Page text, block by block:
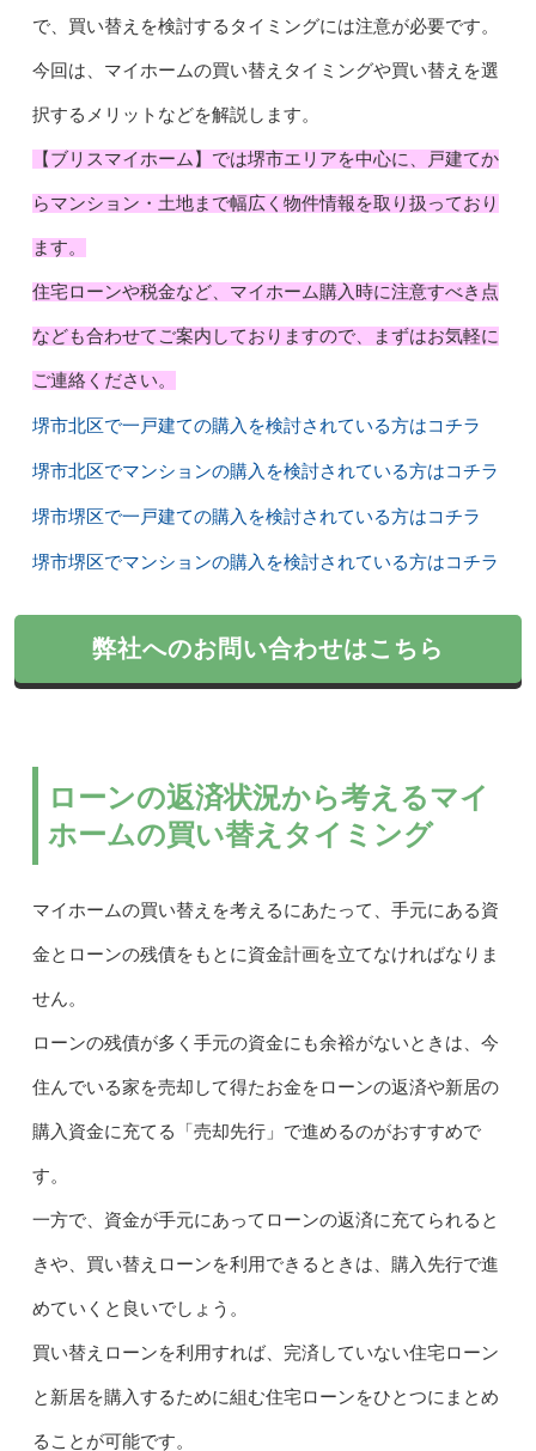
で、買い替えを検討するタイミングには注意が必要です。
今回は、マイホームの買い替えタイミングや買い替えを選
択するメリットなどを解説します。
【ブリスマイホーム】では堺市エリアを中心に、戸建てか
らマンション・土地まで幅広く物件情報を取り扱っており
ます。
住宅ローンや税金など、マイホーム購入時に注意すべき点
なども合わせてご案内しておりますので、まずはお気軽に
ご連絡ください。
堺市北区で一戸建ての購入を検討されている方はコチラ
堺市北区でマンションの購入を検討されている方はコチラ
堺市堺区で一戸建ての購入を検討されている方はコチラ
堺市堺区でマンションの購入を検討されている方はコチラ
弊社へのお問い合わせはこちら
ローンの返済状況から考えるマイ
ホームの買い替えタイミング
マイホームの買い替えを考えるにあたって、手元にある資
金とローンの残債をもとに資金計画を立てなければなりま
せん。
ローンの残債が多く手元の資金にも余裕がないときは、今
住んでいる家を売却して得たお金をローンの返済や新居の
購入資金に充てる「売却先行」で進めるのがおすすめで
す。
一方で、資金が手元にあってローンの返済に充てられると
きや、買い替えローンを利用できるときは、購入先行で進
めていくと良いでしょう。
買い替えローンを利用すれば、完済していない住宅ローン
と新居を購入するために組む住宅ローンをひとつにまとめ
ることが可能です。